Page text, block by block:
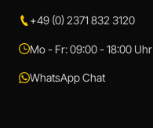
+49 (0) 2371 832 3120
Mo - Fr: 09:00 - 18:00 Uhr
WhatsApp Chat